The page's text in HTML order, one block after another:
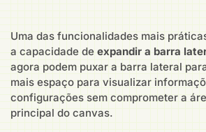
Uma das funcionalidades mais
a capacidade de expandir a barra
agora podem puxar a barra lateral
mais espaço para visualizar
configurações sem comprometer a
principal do canvas.